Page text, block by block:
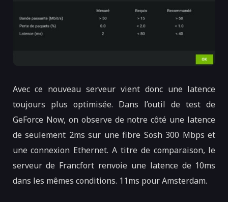
Avec ce nouveau serveur vient donc une latence
toujours plus optimisée. Dans l’outil de test de
GeForce Now, on observe de notre côté une latence
de seulement 2ms sur une fibre Sosh 300 Mbps et
une connexion Ethernet. A titre de comparaison, le
serveur de Francfort renvoie une latence de 10ms
dans les mêmes conditions. 11ms pour Amsterdam.